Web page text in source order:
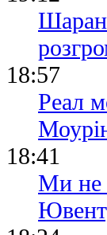
Шаран
18:57
Реал
18:41
Ми не